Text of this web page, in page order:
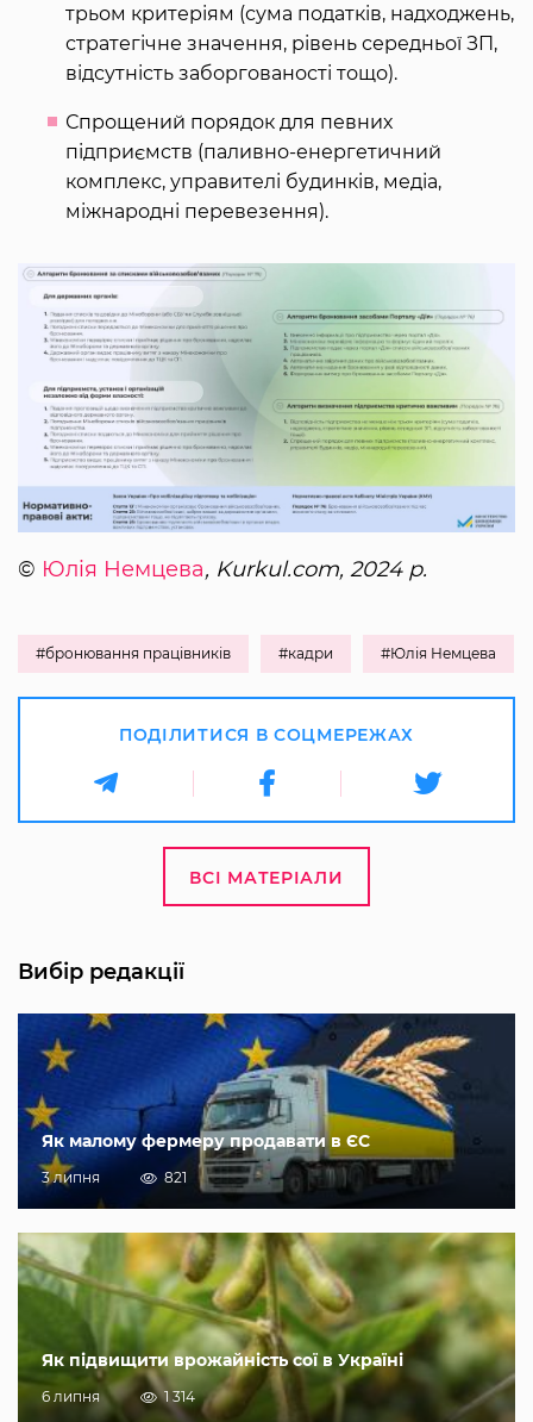
трьом критеріям (сума податків, надходжень,
стратегічне значення, рівень середньої ЗП,
відсутність заборгованості тощо).
Спрощений порядок для певних
підприємств (паливно-енергетичний
комплекс, управителі будинків, медіа,
міжнародні перевезення).
© Юлія Немцева, Kurkul.com, 2024 р.
#бронювання працівників #кадри #Юлія Немцева
ПОДІЛИТИСЯ В СОЦМЕРЕЖАХ
ВСІ МАТЕРІАЛИ
Вибір редакції
Як малому фермеру продавати в ЄС
3 липня 821
Як підвищити врожайність сої в Україні
6 липня 1 314